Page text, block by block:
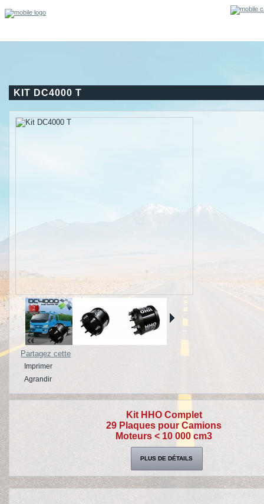
KIT DC4000 T
Partagez cette
Imprimer
Agrandir
Kit HHO Complet
29 Plaques pour Camions
Moteurs < 10 000 cm3
PLUS DE DÉTAILS